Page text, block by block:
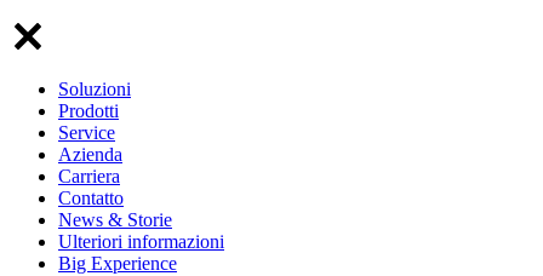
Soluzioni
Prodotti
Service
Azienda
Carriera
Contatto
News & Storie
Ulteriori informazioni
Big Experience